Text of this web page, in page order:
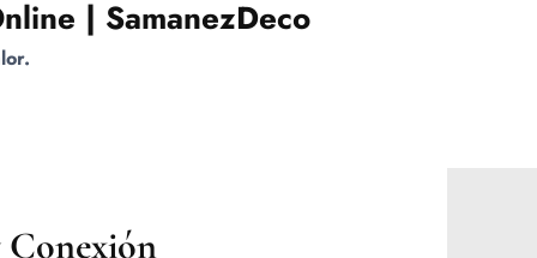
| SamanezDeco
Conexión